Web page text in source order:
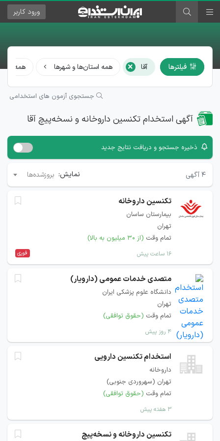
ورود کاربر
فیلترها آقا × همه استان‌ها و شهرها همه
جستجوی آزمون های استخدامی
آگهی استخدام تکنسین داروخانه و نسخه‌پیچ آقا
ذخیره جستجو و دریافت نتایج جدید
۴ آگهی نمایش: بروزشده‌ها
تكنسين داروخانه
بیمارستان ساسان
تهران
تمام وقت (از ۳۰ میلیون به بالا)
۱۶ ساعت پیش فوری
متصدی خدمات عمومی (دارویار)
دانشگاه علوم پزشکی ایران
تهران
تمام وقت (حقوق توافقی)
۴ روز پیش
استخدام تکنسین دارویی
داروخانه
تهران (سهروردی جنوبی)
تمام وقت (حقوق توافقی)
۳ هفته پیش
تکنسین داروخانه و نسخه‌پیچ